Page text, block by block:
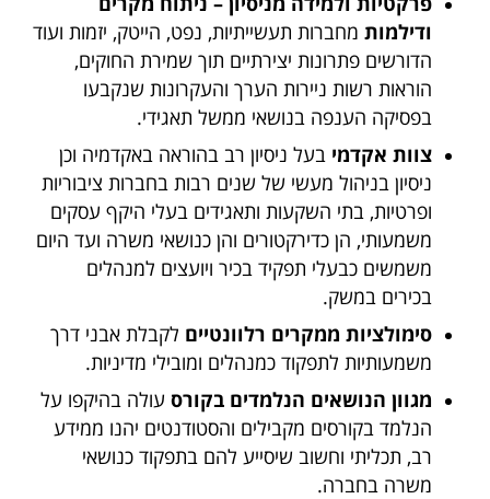
ודילמות מחברות תעשייתיות, נפט, הייטק, יזמות ועוד
הדורשים פתרונות יצירתיים תוך שמירת החוקים,
הוראות רשות ניירות הערך והעקרונות שנקבעו
בפסיקה הענפה בנושאי ממשל תאגידי.
צוות אקדמי בעל ניסיון רב בהוראה באקדמיה וכן
ניסיון בניהול מעשי של שנים רבות בחברות ציבוריות
ופרטיות, בתי השקעות ותאגידים בעלי היקף עסקים
משמעותי, הן כדירקטורים והן כנושאי משרה ועד היום
משמשים כבעלי תפקיד בכיר ויועצים למנהלים
בכירים במשק.
סימולציות ממקרים רלוונטיים לקבלת אבני דרך
משמעותיות לתפקוד כמנהלים ומובילי מדיניות.
מגוון הנושאים הנלמדים בקורס עולה בהיקפו על
הנלמד בקורסים מקבילים והסטודנטים יהנו ממידע
רב, תכליתי וחשוב שיסייע להם בתפקוד כנושאי
משרה בחברה.